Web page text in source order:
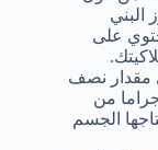
البني
على
مقدار نصف
منه على 5 جرامات من الألياف، 17 جراما من
يحتاجها الجسم